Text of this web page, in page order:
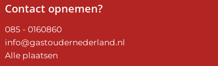
Contact opnemen?
085 - 0160860
info@gastoudernederland.nl
Alle plaatsen